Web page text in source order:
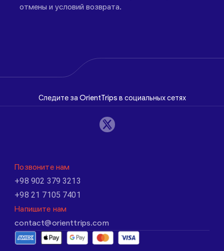
отмены и условий возврата.
Следите за OrientTrips в социальных сетях
Позвоните нам
+98 902 379 3213
+98 21 7105 7401
Напишите нам
contact@orienttrips.com